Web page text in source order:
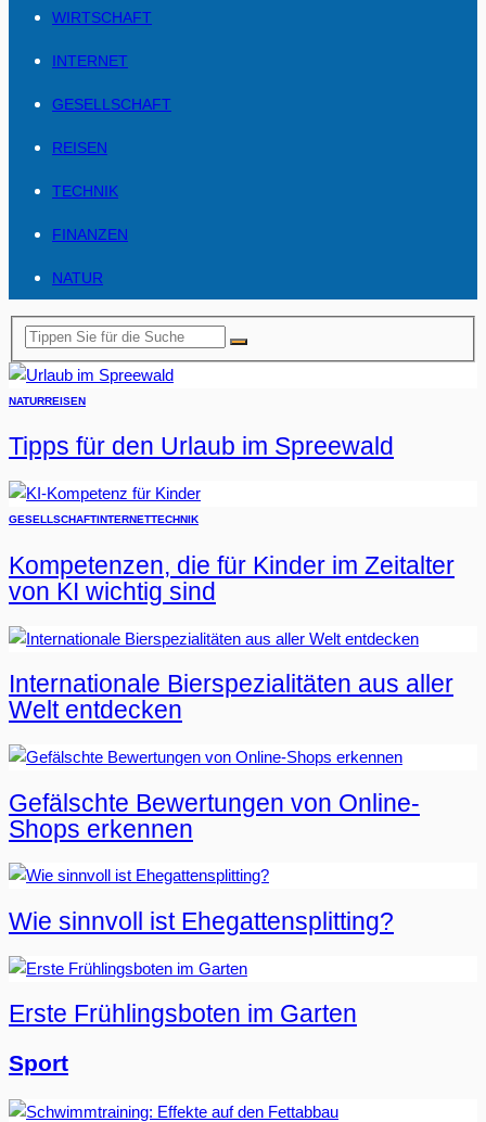
WIRTSCHAFT
INTERNET
GESELLSCHAFT
REISEN
TECHNIK
FINANZEN
NATUR
NATURREISEN
Tipps für den Urlaub im Spreewald
GESELLSCHAFTINTERNETTECHNIK
Kompetenzen, die für Kinder im Zeitalter
von KI wichtig sind
Internationale Bierspezialitäten aus aller
Welt entdecken
Gefälschte Bewertungen von Online-
Shops erkennen
Wie sinnvoll ist Ehegattensplitting?
Erste Frühlingsboten im Garten
Sport